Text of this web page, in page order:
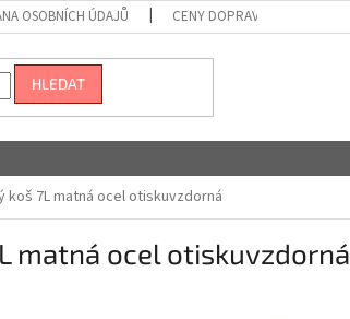
OSOBNÍCH ÚDAJŮ CENY DOPRAVY
HLEDAT
koš 7L matná ocel otiskuvzdorná
matná ocel otiskuvzdorná